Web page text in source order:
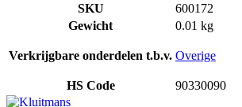
SKU
600172
Gewicht
0.01 kg
Verkrijgbare onderdelen t.b.v. Overige
HS Code 90330090